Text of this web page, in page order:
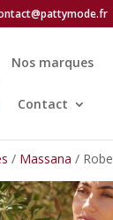
Nos marques
Contact
/ Massana / Robe